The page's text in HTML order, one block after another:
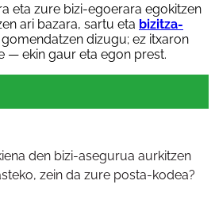
eta zure bizi-egoerara egokitzen
ari bazara, sartu eta bizitza-
gomendatzen dizugu; ez itxaron
— ekin gaur eta egon prest.
den bizi-asegurua aurkitzen
zein da zure posta-kodea?